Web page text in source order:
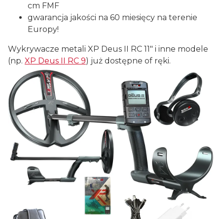
cm FMF
gwarancja jakości na 60 miesięcy na terenie
Europy!
Wykrywacze metali XP Deus II RC 11" i inne modele
(np. XP Deus II RC 9) już dostępne of ręki.